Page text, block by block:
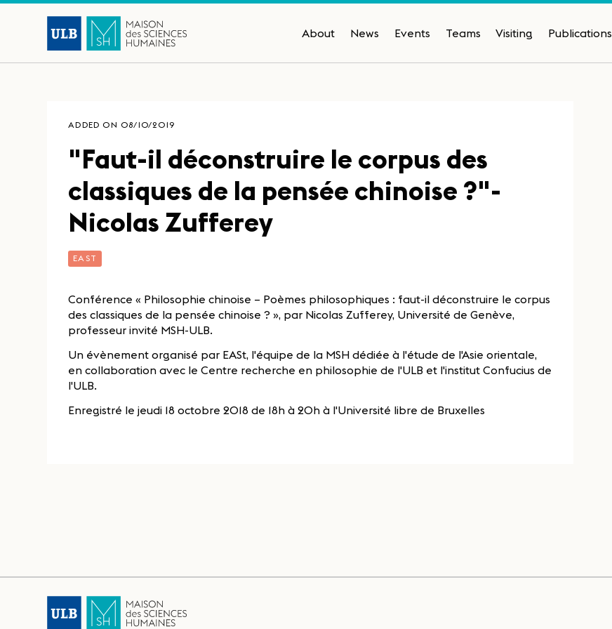
About News Events Teams Visiting Publications
ADDED ON 08/10/2019
"Faut-il déconstruire le corpus des
classiques de la pensée chinoise ?"-
Nicolas Zufferey
EAST
Conférence « Philosophie chinoise – Poèmes philosophiques : faut-il déconstruire le corpus
des classiques de la pensée chinoise ? », par Nicolas Zufferey, Université de Genève,
professeur invité MSH-ULB.
Un évènement organisé par EASt, l'équipe de la MSH dédiée à l'étude de l'Asie orientale,
en collaboration avec le Centre recherche en philosophie de l'ULB et l'institut Confucius de
l'ULB.
Enregistré le jeudi 18 octobre 2018 de 18h à 20h à l'Université libre de Bruxelles